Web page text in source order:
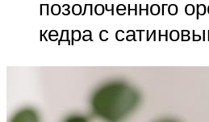
позолоченного
кедра с